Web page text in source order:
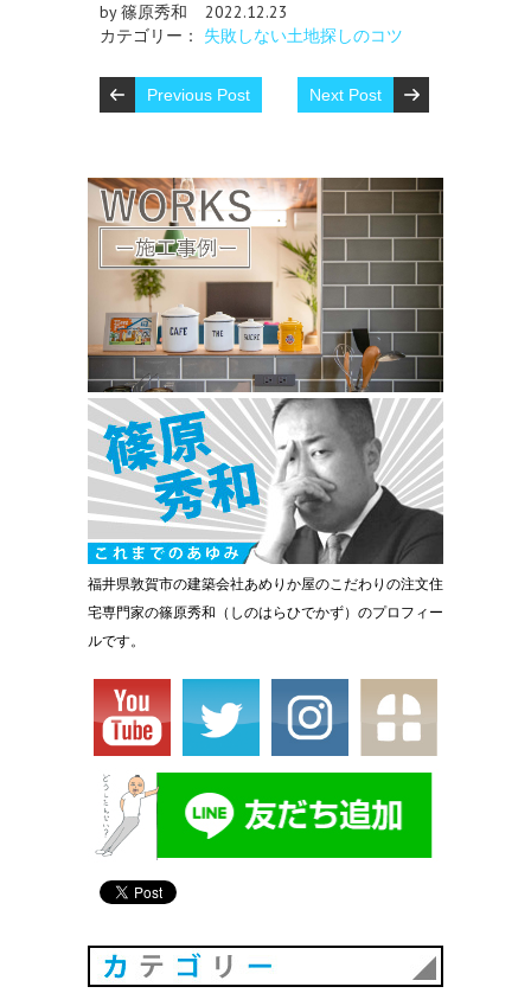
by 篠原秀和
2022.12.23
カテゴリー： 失敗しない土地探しのコツ
Previous Post Next Post
福井県敦賀市の建築会社あめりか屋のこだわりの注文住
宅専門家の篠原秀和（しのはらひでかず）のプロフィー
ルです。